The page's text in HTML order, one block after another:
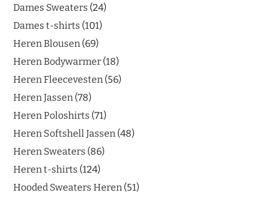
Dames Sweaters 24
Dames t-shirts 101
Heren Blousen 69
Heren Bodywarmer 18
Heren Fleecevesten 56
Heren Jassen 78
Heren Poloshirts 71
Heren Softshell Jassen 48
Heren Sweaters 86
Heren t-shirts 124
Hooded Sweaters Heren 51